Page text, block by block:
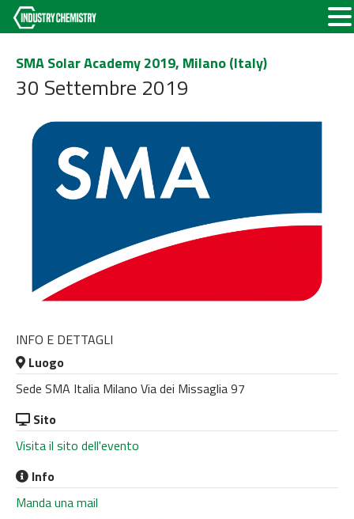
SMA Solar Academy 2019, Milano (Italy)
30 Settembre 2019
INFO E DETTAGLI
Luogo
Sede SMA Italia Milano Via dei Missaglia 97
Sito
Visita il sito dell'evento
Info
Manda una mail